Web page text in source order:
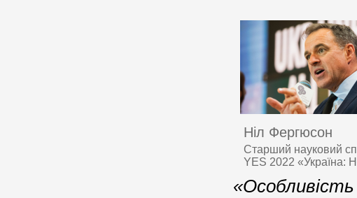
Ніл Фергюсон
Старший науковий
YES 2022 «Україна: